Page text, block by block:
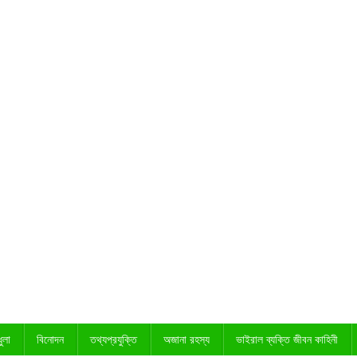
বিনোদন তথ্যপ্রযুক্তি অজানা রহস্য ভাইরাল ব্যক্তি জীবন কাহিনী